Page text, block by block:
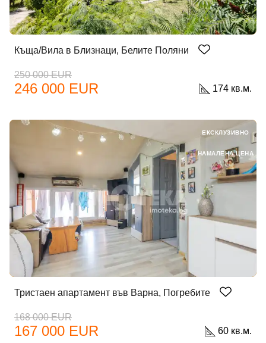
Къща/Вила в Близнаци, Белите Поляни
250 000 EUR
246 000 EUR 174 кв.м.
Тристаен апартамент във Варна, Погребите
168 000 EUR
167 000 EUR 60 кв.м.
ЕКСКЛУЗИВНО
НАМАЛЕНА ЦЕНА